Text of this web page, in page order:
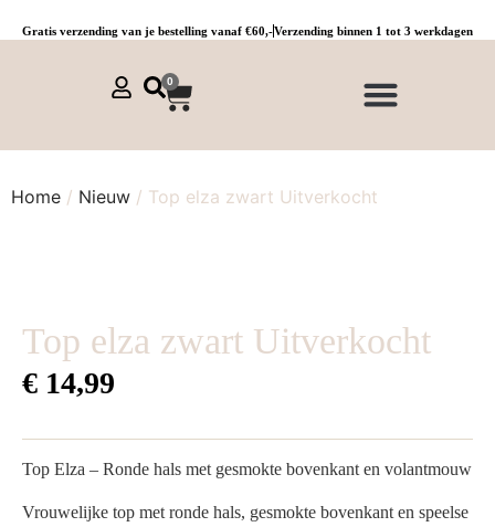
Gratis verzending van je bestelling vanaf €60,-Verzending binnen 1 tot 3 werkdagen
0
Home / Nieuw / Top elza zwart Uitverkocht
Top elza zwart Uitverkocht
€ 14,99
Top Elza – Ronde hals met gesmokte bovenkant en volantmouw
Vrouwelijke top met ronde hals, gesmokte bovenkant en speelse